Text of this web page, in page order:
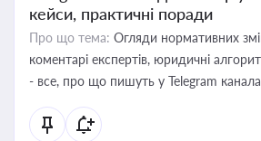
кейси, практичні поради
Про що тема: Огляди нормативних
коментарі експертів, юридичні
- все, про що пишуть у Telegram